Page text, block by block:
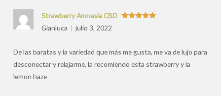
Strawberry Amnesia CBD
Gianluca
julio 3, 2022
De las baratas y la variedad que más me gusta, me va de lujo para
desconectar y relajarme, la recomiendo esta strawberry y la
lemon haze